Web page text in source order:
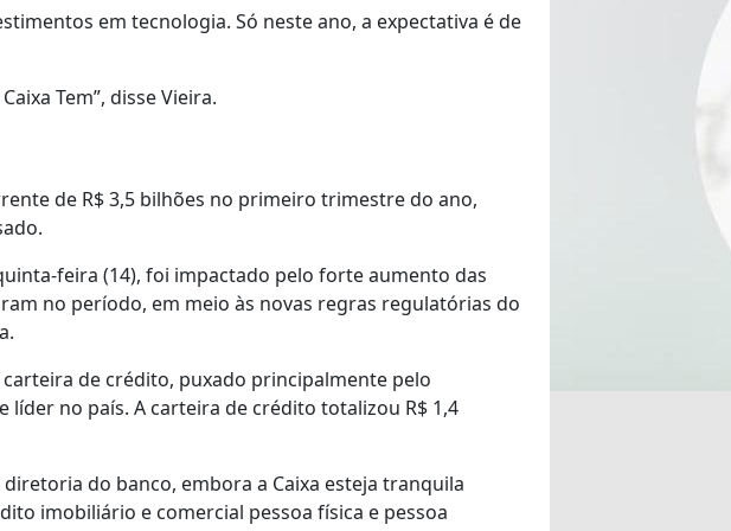
em tecnologia. Só neste ano, a expectativa é de
Tem”, disse Vieira.
de R$ 3,5 bilhões no primeiro trimestre do ano,
feira (14), foi impactado pelo forte aumento das
no período, em meio às novas regras regulatórias do
de crédito, puxado principalmente pelo
no país. A carteira de crédito totalizou R$ 1,4
do banco, embora a Caixa esteja tranquila
imobiliário e comercial pessoa física e pessoa